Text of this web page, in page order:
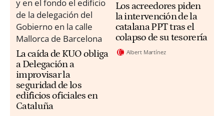
La caída de KUO obliga
a Delegación a
improvisar la
seguridad de los
edificios oficiales en
Cataluña
Los acreedores piden
la intervención de la
catalana PPT tras el
colapso de su tesorería
Albert Martínez